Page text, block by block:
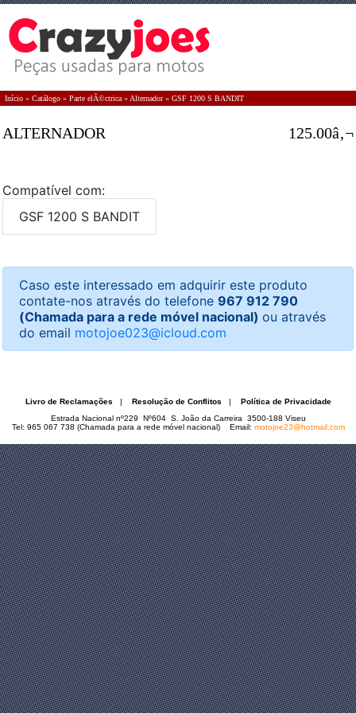
Início » Catálogo » Parte elÃ©ctrica » Alternador» GSF 1200 S BANDIT
ALTERNADOR 125.00â‚¬
Compatível com:
GSF 1200 S BANDIT
Caso este interessado em adquirir este produto
contate-nos através do telefone 967 912 790
(Chamada para a rede móvel nacional) ou através
do email motojoe023@icloud.com
Livro de Reclamações | Resolução de Conflitos | Política de Privacidade
Estrada Nacional nº229 Nº604 S. João da Carreira 3500-188 Viseu
Tel: 965 067 738 (Chamada para a rede móvel nacional) Email: motojoe23@hotmail.com